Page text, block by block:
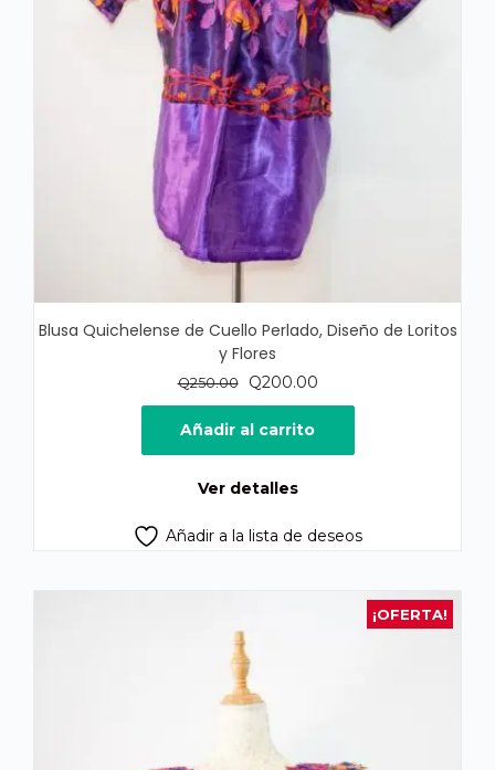
Blusa Quichelense de Cuello Perlado, Diseño de Loritos
y Flores
Q250.00
El
precio
original
era:
Q200.00El
precio
es:
Añadir al carrito
Ver detalles
Añadir a la lista de deseos
¡OFERTA!